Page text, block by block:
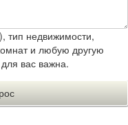
тип недвижимости,
и любую другую
вас важна.